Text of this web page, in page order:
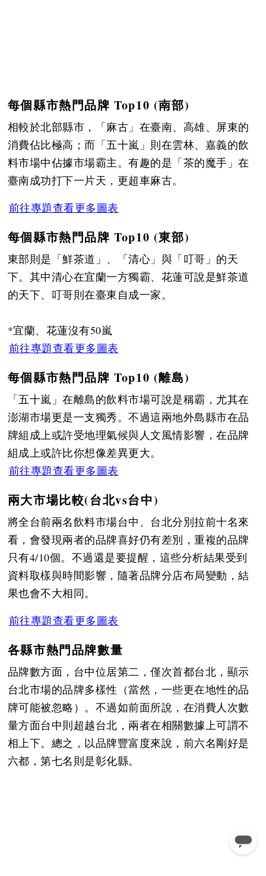
每個縣市熱門品牌 Top10 (南部)
相較於北部縣市，「麻古」在臺南、高雄、屏東的
消費佔比極高；而「五十嵐」則在雲林、嘉義的飲
料市場中佔據市場霸主。有趣的是「茶的魔手」在
臺南成功打下一片天，更超車麻古。
前往專題查看更多圖表
每個縣市熱門品牌 Top10 (東部)
東部則是「鮮茶道」、「清心」與「叮哥」的天
下。其中清心在宜蘭一方獨霸、花蓮可說是鮮茶道
的天下、叮哥則在臺東自成一家。
*宜蘭、花蓮沒有50嵐
前往專題查看更多圖表
每個縣市熱門品牌 Top10 (離島)
「五十嵐」在離島的飲料市場可說是稱霸，尤其在
澎湖市場更是一支獨秀。不過這兩地外島縣市在品
牌組成上或許受地理氣候與人文風情影響，在品牌
組成上或許比你想像差異更大。
前往專題查看更多圖表
兩大市場比較(台北vs台中)
將全台前兩名飲料市場台中、台北分別拉前十名來
看，會發現兩者的品牌喜好仍有差別，重複的品牌
只有4/10個。不過還是要提醒，這些分析結果受到
資料取樣與時間影響，隨著品牌分店布局變動，結
果也會不大相同。
前往專題查看更多圖表
各縣市熱門品牌數量
品牌數方面，台中位居第二，僅次首都台北，顯示
台北市場的品牌多樣性（當然，一些更在地性的品
牌可能被忽略）。不過如前面所說，在消費人次數
量方面台中則超越台北，兩者在相關數據上可謂不
相上下。總之，以品牌豐富度來說，前六名剛好是
六都，第七名則是彰化縣。